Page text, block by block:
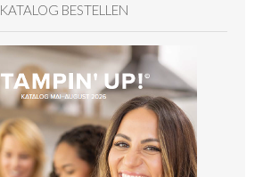
KATALOG BESTELLEN